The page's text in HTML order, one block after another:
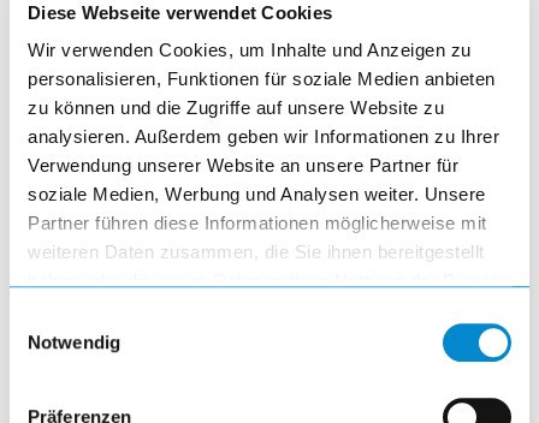
Diese Webseite verwendet Cookies
Wir verwenden Cookies, um Inhalte und Anzeigen zu
personalisieren, Funktionen für soziale Medien anbieten
zu können und die Zugriffe auf unsere Website zu
analysieren. Außerdem geben wir Informationen zu Ihrer
Verwendung unserer Website an unsere Partner für
soziale Medien, Werbung und Analysen weiter. Unsere
Partner führen diese Informationen möglicherweise mit
weiteren Daten zusammen, die Sie ihnen bereitgestellt
Notwendig
Präferenzen
Regolare la quantità del prodotto o
remove
Quantità
add
add_shopping_cart